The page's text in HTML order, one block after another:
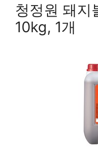
청정원 돼지
10kg, 1개